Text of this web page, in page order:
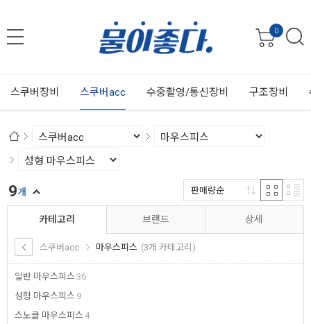
0
스쿠버장비 스쿠버acc 수중촬영/통신장비 구조장비
카테고리
스쿠버acc 마우스피스 (3개 카테고리)
일반 마우스피스 36
성형 마우스피스 9
스노클 마우스피스 4
브랜드 상세
9개 판매량순